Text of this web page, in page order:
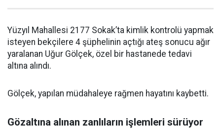
Yüzyıl Mahallesi 2177 Sokak’ta kimlik kontrolü yapmak
isteyen bekçilere 4 şüphelinin açtığı ateş sonucu ağır
yaralanan Uğur Gölçek, özel bir hastanede tedavi
altına alındı.
Gölçek, yapılan müdahaleye rağmen hayatını kaybetti.
Gözaltına alınan zanlıların işlemleri sürüyor